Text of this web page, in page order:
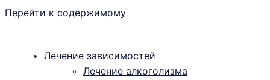
Перейти к содержимому
Лечение зависимостей
Лечение алкоголизма